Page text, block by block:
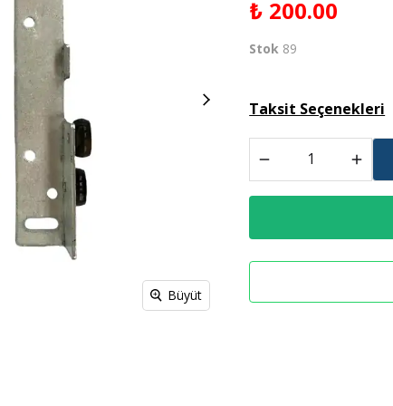
Derz Dolgu
Spreyl Boyalar
Büyüt
₺ 200.00
Stok 89
Taksit Seçenekleri